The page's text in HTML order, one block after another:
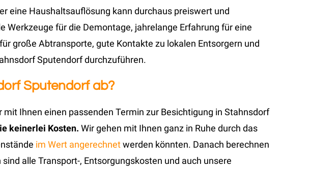
eine Haushaltsauflösung kann durchaus preiswert und
für die Demontage, jahrelange Erfahrung für eine
große Abtransporte, gute Kontakte zu lokalen Entsorgern und
Sputendorf durchzuführen.
Sputendorf ab?
Ihnen einen passenden Termin zur Besichtigung in Stahnsdorf
keinerlei Kosten. Wir gehen mit Ihnen ganz in Ruhe durch das
im Wert angerechnetwerden könnten. Danach berechnen
alle Transport-, Entsorgungskosten und auch unsere